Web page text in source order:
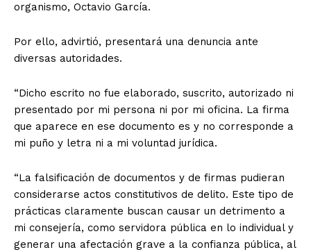
organismo, Octavio García.
Por ello, advirtió, presentará una denuncia ante
diversas autoridades.
“Dicho escrito no fue elaborado, suscrito, autorizado ni
presentado por mi persona ni por mi oficina. La firma
que aparece en ese documento es y no corresponde a
mi puño y letra ni a mi voluntad jurídica.
“La falsificación de documentos y de firmas pudieran
considerarse actos constitutivos de delito. Este tipo de
prácticas claramente buscan causar un detrimento a
mi consejería, como servidora pública en lo individual y
generar una afectación grave a la confianza pública, al